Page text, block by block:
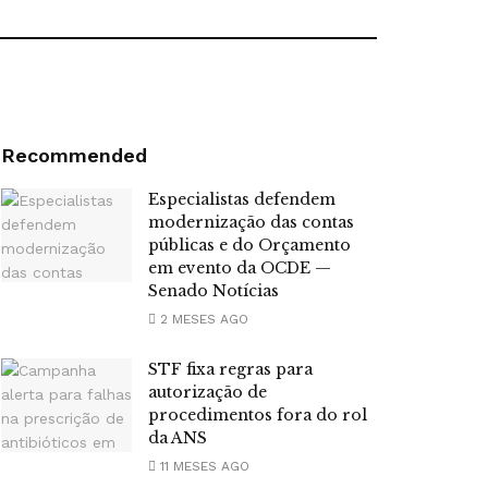
Recommended
Especialistas defendem
modernização das contas
públicas e do Orçamento
em evento da OCDE —
Senado Notícias
2 MESES AGO
STF fixa regras para
autorização de
procedimentos fora do rol
da ANS
11 MESES AGO